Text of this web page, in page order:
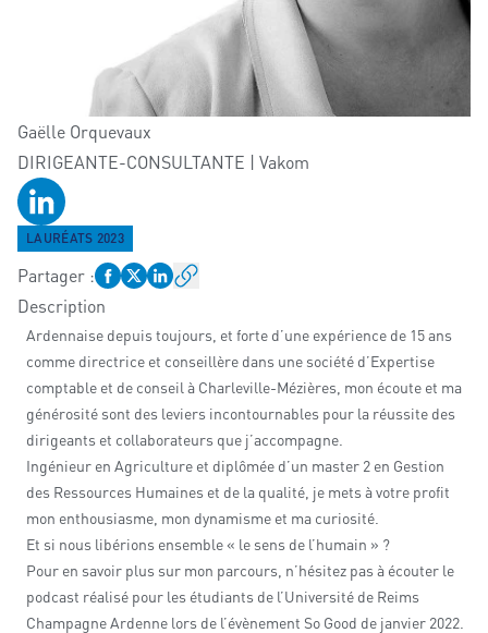
Gaëlle Orquevaux
DIRIGEANTE-CONSULTANTE | Vakom
Profil LinkedIn
LAURÉATS 2023
Partager :
Description
Ardennaise depuis toujours, et forte d’une expérience de 15 ans
comme directrice et conseillère dans une société d’Expertise
comptable et de conseil à Charleville-Mézières, mon écoute et ma
générosité sont des leviers incontournables pour la réussite des
dirigeants et collaborateurs que j’accompagne.
Ingénieur en Agriculture et diplômée d’un master 2 en Gestion
des Ressources Humaines et de la qualité, je mets à votre profit
mon enthousiasme, mon dynamisme et ma curiosité.
Et si nous libérions ensemble « le sens de l’humain » ?
Pour en savoir plus sur mon parcours, n’hésitez pas à écouter le
podcast réalisé pour les étudiants de l’Université de Reims
Champagne Ardenne lors de l’évènement So Good de janvier 2022.